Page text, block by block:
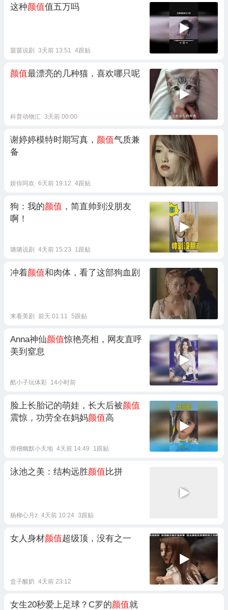
这种颜值值五万吗
茵茵说剧 3天前 13:51 4跟贴
颜值最漂亮的几种猫，喜欢哪只呢
科普动物汇 3天前 00:00
谢婷婷模特时期写真， 颜值气质兼
备
娱你同欢 6天前 19:12 4跟贴
狗：我的颜值 ，简直帅到没朋友
啊！
璐璐说剧 4天前 15:23 1跟贴
冲着颜值和肉体，看了这部狗血剧
来看美剧 前天 01:11 5跟贴
Anna神仙颜值惊艳亮相，网友直呼
美到窒息
酷小子玩体彩 14小时前
脸上长胎记的萌娃，长大后被颜值
震惊，功劳全在妈妈颜值高
滑稽幽默小天地 4天前 14:49 1跟贴
泳池之美：结构远胜颜值比拼
杨柳心月z 4天前 10:24 3跟贴
女人身材颜值超级顶，没有之一
盒子酸奶 4天前 23:12
女生20秒爱上足球？C罗的颜值就